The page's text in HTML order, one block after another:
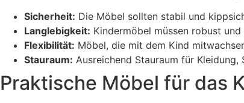
Sicherheit: Die Möbel sollten stabil und
Langlebigkeit: Kindermöbel müssen robust
Flexibilität: Möbel, die mit dem Kind
Stauraum: Ausreichend Stauraum für
Praktische Möbel für das